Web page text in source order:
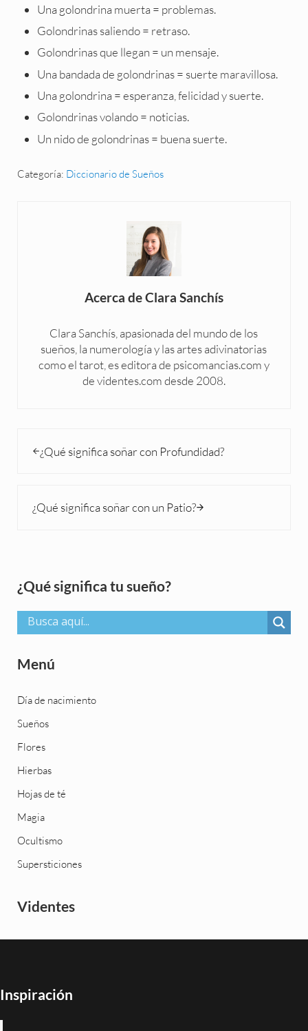
Una golondrina muerta = problemas.
Golondrinas saliendo = retraso.
Golondrinas que llegan = un mensaje.
Una bandada de golondrinas = suerte maravillosa.
Una golondrina = esperanza, felicidad y suerte.
Golondrinas volando = noticias.
Un nido de golondrinas = buena suerte.
Categoría: Diccionario de Sueños
Acerca deClara Sanchís
Clara Sanchís, apasionada del mundo de los
sueños, la numerología y las artes adivinatorias
como el tarot, es editora de psicomancias.com y
de videntes.com desde 2008.
¿Qué significa soñar con Profundidad?
¿Qué significa soñar con un Patio?
Sidebar
¿Qué significa tu sueño?
Menú
Día de nacimiento
Sueños
Flores
Hierbas
Hojas de té
Magia
Ocultismo
Supersticiones
Videntes
Inspiración